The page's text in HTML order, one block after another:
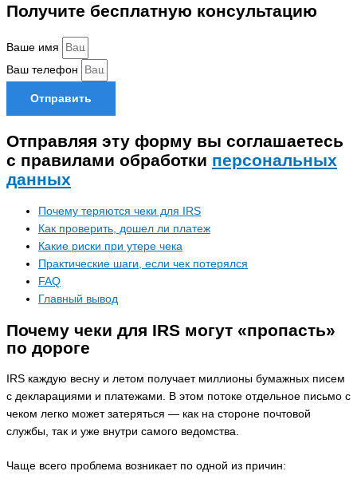
Получите бесплатную консультацию
Ваше имя
Ваш телефон
Отправить
Отправляя эту форму вы соглашаетесь
с правилами обработки персональных
данных
Почему теряются чеки для IRS
Как проверить, дошел ли платеж
Какие риски при утере чека
Практические шаги, если чек потерялся
FAQ
Главный вывод
Почему чеки для IRS могут «пропасть»
по дороге
IRS каждую весну и летом получает миллионы бумажных писем
с декларациями и платежами. В этом потоке отдельное письмо с
чеком легко может затеряться — как на стороне почтовой
службы, так и уже внутри самого ведомства.
Чаще всего проблема возникает по одной из причин: